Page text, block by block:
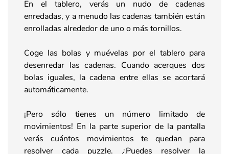
En el tablero, verás un nudo de cadenas
enredadas, y a menudo las cadenas también están
enrolladas alrededor de uno o más tornillos.
Coge las bolas y muévelas por el tablero para
desenredar las cadenas. Cuando acerques dos
bolas iguales, la cadena entre ellas se acortará
automáticamente.
¡Pero sólo tienes un número limitado de
movimientos! En la parte superior de la pantalla
verás cuántos movimientos te quedan para
resolver cada puzzle. ¿Puedes resolver la